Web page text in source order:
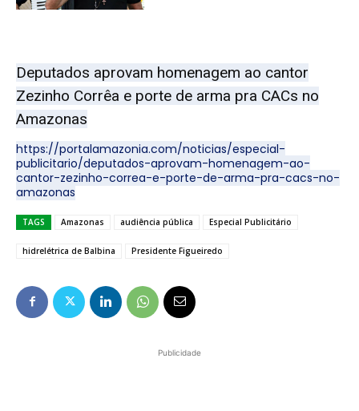
Deputados aprovam homenagem ao cantor
Zezinho Corrêa e porte de arma pra CACs no
Amazonas
https://portalamazonia.com/noticias/especial-
publicitario/deputados-aprovam-homenagem-ao-
cantor-zezinho-correa-e-porte-de-arma-pra-cacs-no-
amazonas
TAGS Amazonas audiência pública Especial Publicitário
hidrelétrica de Balbina Presidente Figueiredo
Publicidade